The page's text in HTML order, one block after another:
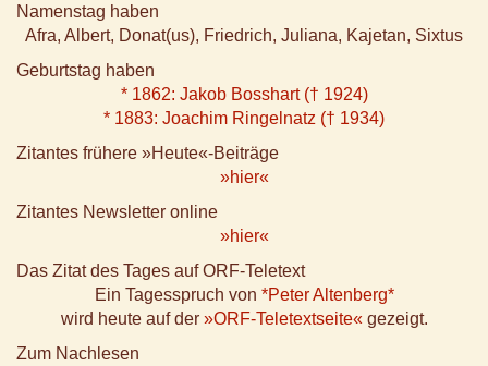
Namenstag haben
Afra, Albert, Donat(us), Friedrich, Juliana, Kajetan, Sixtus
Geburtstag haben
* 1862: Jakob Bosshart († 1924)
* 1883: Joachim Ringelnatz († 1934)
Zitantes frühere »Heute«-Beiträge
»hier«
Zitantes Newsletter online
»hier«
Das Zitat des Tages auf ORF-Teletext
Ein Tagesspruch von *Peter Altenberg*
wird heute auf der »ORF-Teletextseite« gezeigt.
Zum Nachlesen